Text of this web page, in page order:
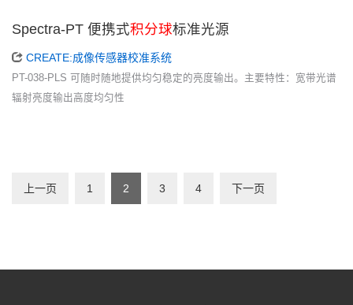
Spectra-PT 便携式积分球标准光源
CREATE:成像传感器校准系统
PT-038-PLS 可随时随地提供均匀稳定的亮度输出。主要特性：宽带光谱
辐射亮度输出高度均匀性
上一页 1 2 3 4 下一页